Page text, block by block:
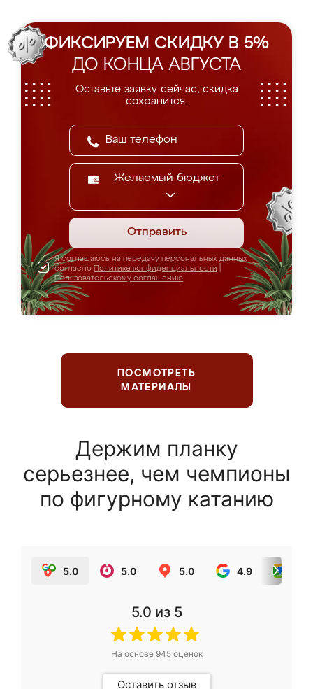
ФИКСИРУЕМ СКИДКУ В 5%
ДО КОНЦА АВГУСТА
Оставьте заявку сейчас, скидка
сохранится.
Желаемый бюджет
Отправить
Я соглашаюсь на передачу персональных данных
согласно Политике конфиденциальности
Пользовательскому соглашению
ПОСМОТРЕТЬ
МАТЕРИАЛЫ
Держим планку
серьезнее, чем чемпионы
по фигурному катанию
5.0 5.0 5.0 4.9
5.0 из 5
На основе 945оценок
Оставить отзыв